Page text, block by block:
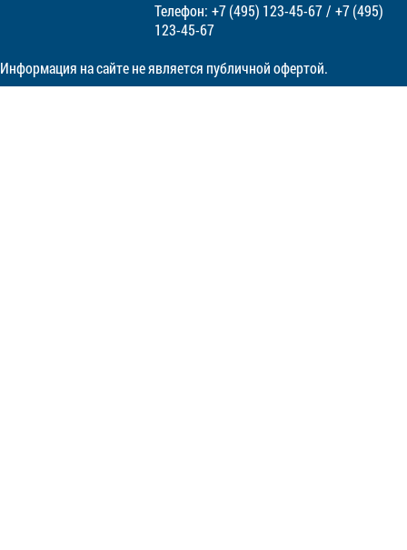
Телефон: +7 (495) 123-45-67/ +7 (495)
123-45-67
Информация на сайте не является публичной офертой.